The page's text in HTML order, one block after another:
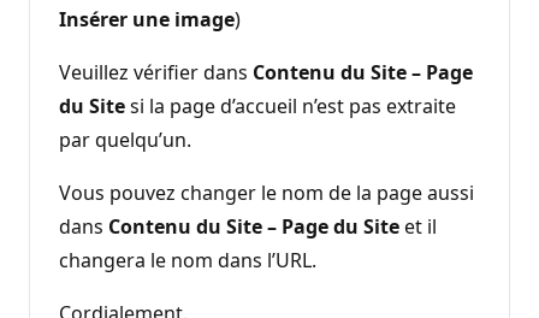
Insérer une image)
Veuillez vérifier dans Contenu du Site – Page
du Sitesi la page d’accueil n’est pas extraite
par quelqu’un.
Vous pouvez changer le nom de la page aussi
dans Contenu du Site – Page du Siteet il
changera le nom dans l’URL.
Cordialement,